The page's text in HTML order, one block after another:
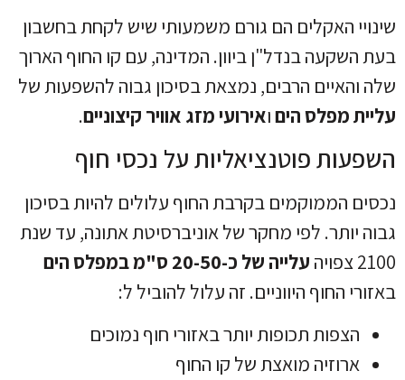
שינויי האקלים הם גורם משמעותי שיש לקחת בחשבון
בעת השקעה בנדל"ן ביוון. המדינה, עם קו החוף הארוך
שלה והאיים הרבים, נמצאת בסיכון גבוה להשפעות של
עליית מפלס היםואירועי מזג אוויר קיצוניים.
השפעות פוטנציאליות על נכסי חוף
נכסים הממוקמים בקרבת החוף עלולים להיות בסיכון
גבוה יותר. לפי מחקר של אוניברסיטת אתונה, עד שנת
2100 צפויה
עלייה של כ-20-50 ס"מ במפלס הים
באזורי החוף היווניים. זה עלול להוביל ל:
הצפות תכופות יותר באזורי חוף נמוכים
ארוזיה מואצת של קו החוף